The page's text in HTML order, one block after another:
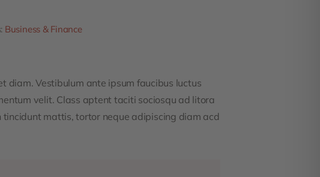
Business & Finance
diam. Vestibulum ante ipsum faucibus luctus
velit. Class aptent taciti sociosqu ad litora
mattis, tortor neque adipiscing diam acd